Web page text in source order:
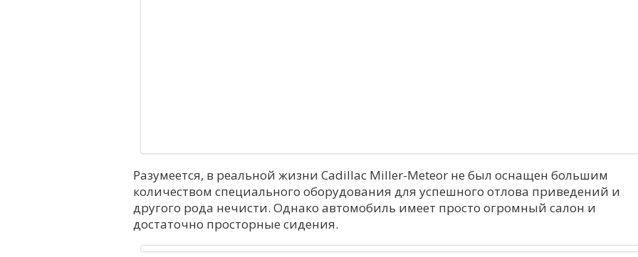
Разумеется, в реальной жизни Cadillac Miller-Meteor не был оснащен большим
количеством специального оборудования для успешного отлова приведений и
другого рода нечисти. Однако автомобиль имеет просто огромный салон и
достаточно просторные сидения.